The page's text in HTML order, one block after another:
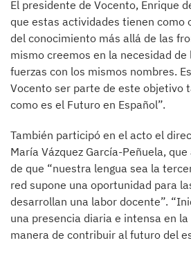
El presidente de Vocento, Enrique
que estas actividades tienen como
del conocimiento más allá de las
mismo creemos en la necesidad
fuerzas con los mismos nombres.
Vocento ser parte de este objetivo
como es el Futuro en Español”.
También participó en el acto el
María Vázquez García-Peñuela,
de que “nuestra lengua sea la
red supone una oportunidad para
desarrollan una labor docente”.
una presencia diaria e intensa en
manera de contribuir al futuro del